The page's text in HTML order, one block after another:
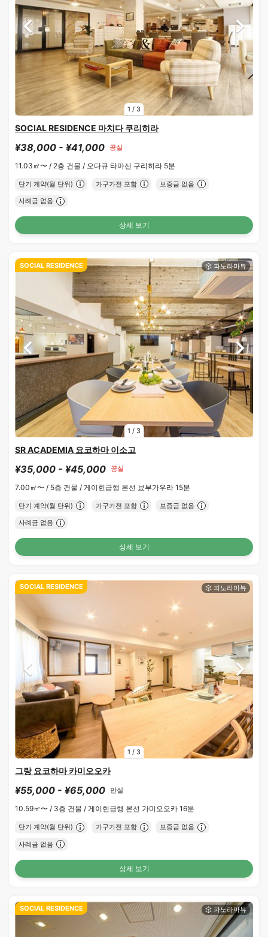
1 / 3
SOCIAL RESIDENCE 마치다 쿠리히라
¥38,000 - ¥41,000 공실
11.03㎡〜 / 2층 건물 / 오다큐 타마선 구리히라 5분
단기 계약(월 단위) 가구가전 포함 보증금 없음
사례금 없음
상세 보기
1 / 3
SOCIAL RESIDENCE
SR ACADEMIA 요코하마 이소고
¥35,000 - ¥45,000 공실
7.00㎡〜 / 5층 건물 / 게이힌급행 본선 뵤부가우라 15분
단기 계약(월 단위) 가구가전 포함 보증금 없음
사례금 없음
상세 보기
1 / 3
SOCIAL RESIDENCE
그랑 요코하마 카미오오카
¥55,000 - ¥65,000 만실
10.59㎡〜 / 3층 건물 / 게이힌급행 본선 가미오오카 16분
단기 계약(월 단위) 가구가전 포함 보증금 없음
사례금 없음
상세 보기
SOCIAL RESIDENCE